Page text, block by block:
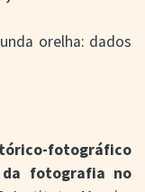
orelha: dados
fotográfico
fotografia no